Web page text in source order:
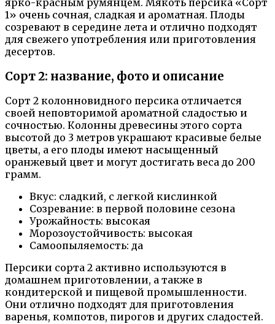
1» очень сочная, сладкая и ароматная. Плоды
созревают в середине лета и отлично подходят
для свежего употребления или приготовления
десертов.
Сорт 2: название, фото и описание
Сорт 2 колонновидного персика отличается
своей неповторимой ароматной сладостью и
сочностью. Колонны древесины этого сорта
высотой до 3 метров украшают красивые белые
цветы, а его плоды имеют насыщенный
оранжевый цвет и могут достигать веса до 200
грамм.
Вкус: сладкий, с легкой кислинкой
Созревание: в первой половине сезона
Урожайность: высокая
Морозоустойчивость: высокая
Самоопыляемость: да
Персики сорта 2 активно используются в
домашнем приготовлении, а также в
кондитерской и пищевой промышленности.
Они отлично подходят для приготовления
варенья, компотов, пирогов и других сладостей.